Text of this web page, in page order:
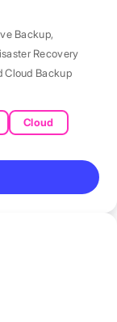
Backup,
Recovery
Cloud Backup
Cloud